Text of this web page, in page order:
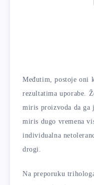
Međutim, postoje oni
rezultatima uporabe.
miris proizvoda da
miris dugo vremena
individualna
drogi.
Na preporuku